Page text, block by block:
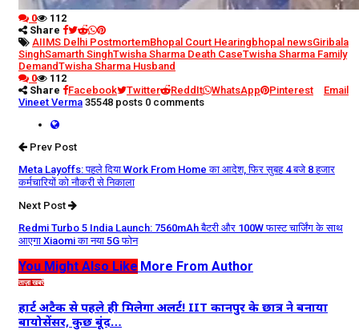
0
112
Share
AIIMS Delhi PostmortemBhopal Court Hearing bhopal newsGiribala
SinghSamarth SinghTwisha Sharma Death CaseTwisha Sharma Family
DemandTwisha Sharma Husband
0
112
Share
Facebook Twitter ReddIt WhatsApp Pinterest
Email
Vineet Verma 35548 posts 0 comments
Prev Post
Meta Layoffs: पहले दिया Work From Home का आदेश, फिर सुबह 4 बजे 8 हजार
कर्मचारियों को नौकरी से निकाला
Next Post
Redmi Turbo 5 India Launch: 7560mAh बैटरी और 100W फास्ट चार्जिंग के साथ
आएगा Xiaomi का नया 5G फोन
You Might Also Like More From Author
ताज़ा खबरें
हार्ट अटैक से पहले ही मिलेगा अलर्ट! IIT कानपुर के छात्र ने बनाया
बायोसेंसर, कुछ बूंद…